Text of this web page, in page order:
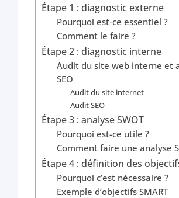
Étape 1 : diagnostic externe
Pourquoi est-ce essentiel ?
Comment le faire ?
Étape 2 : diagnostic interne
Audit du site web interne et
SEO
Audit du site internet
Audit SEO
Étape 3 : analyse SWOT
Pourquoi est-ce utile ?
Comment faire une analyse
Étape 4 : définition des
Pourquoi c’est nécessaire ?
Exemple d’objectifs SMART